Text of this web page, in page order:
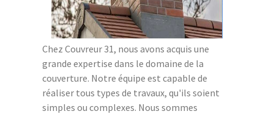
Chez Couvreur 31, nous avons acquis une
grande expertise dans le domaine de la
couverture. Notre équipe est capable de
réaliser tous types de travaux, qu'ils soient
simples ou complexes. Nous sommes